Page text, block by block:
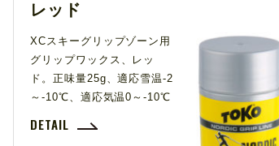
レッド
XCスキーグリップゾーン用
グリップワックス、レッ
ド。正味量25g、適応雪温-2
～-10℃、適応気温0～-10℃
DETAIL